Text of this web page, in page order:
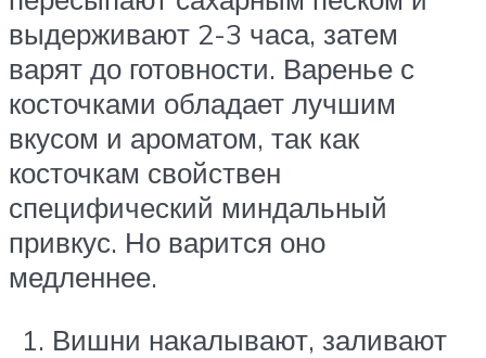
выдерживают 2-3 часа, затем
варят до готовности. Варенье с
косточками обладает лучшим
вкусом и ароматом, так как
косточкам свойствен
специфический миндальный
привкус. Но варится оно
медленнее.
Вишни накалывают, заливают